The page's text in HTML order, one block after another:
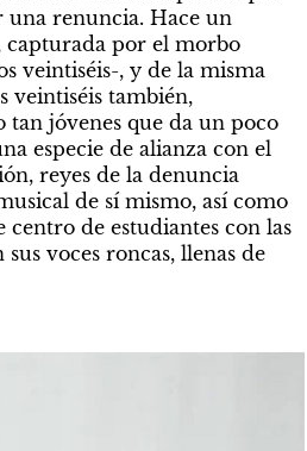
una renuncia. Hace un
capturada por el morbo
veintiséis-, y de la misma
veintiséis también,
tan jóvenes que da un poco
especie de alianza con el
reyes de la denuncia
de sí mismo, así como
de estudiantes con las
voces roncas, llenas de